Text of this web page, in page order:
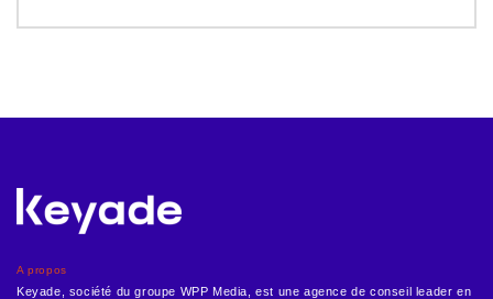
A propos
Keyade, société du groupe WPP Media, est une agence de conseil leader en